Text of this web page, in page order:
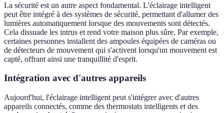
La sécurité est un autre aspect fondamental. L'éclairage intelligent
peut être intégré à des systèmes de sécurité, permettant d'allumer des
lumières automatiquement lorsque des mouvements sont détectés.
Cela dissuade les intrus et rend votre maison plus sûre. Par exemple,
certaines personnes installent des ampoules équipées de caméras ou
de détecteurs de mouvement qui s'activent lorsqu'un mouvement est
capté, offrant ainsi une tranquillité d'esprit.
Intégration avec d'autres appareils
Aujourd'hui, l'éclairage intelligent peut s'intégrer avec d'autres
appareils connectés, comme des thermostats intelligents et des